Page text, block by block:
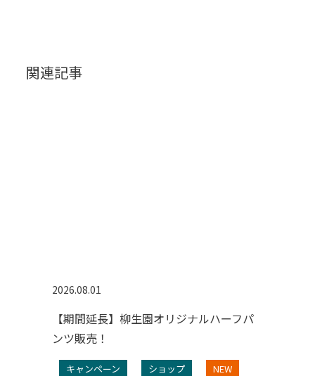
関連記事
2026.08.01
【期間延長】柳生園オリジナルハーフパ
ンツ販売！
キャンペーン ショップ NEW